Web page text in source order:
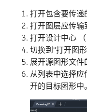
打开包含要传递
打开图层应传输
打开设计中心 （
切换到“打开图形
展开源图形文件
从列表中选择
开的目标图形中。